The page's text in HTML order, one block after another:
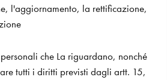
l'aggiornamento, la rettificazione,
che La riguardano, nonché
tutti i diritti previsti dagli artt. 15,